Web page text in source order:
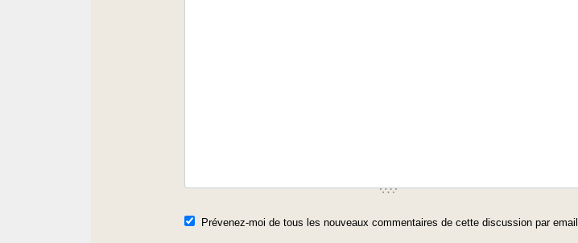
Prévenez-moi de tous les nouveaux commentaires de cette discussion par email